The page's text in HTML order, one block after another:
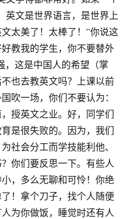
英文是世界语言，是世界上
太美了！太棒了！”你说这
教我的学生，你不要替外
，这是中国人的希望（掌
也去教英文吗？上课以前
吹一场，你们不要认为：
授英文之业。好，同学们
是很失败的。因为，我们
社会分工而学技能利他、
你们要反思一下。有些人
，多么无聊和可怜！你绝
！拿个刀子，找个人随便
为你做饭，睡觉时还有人